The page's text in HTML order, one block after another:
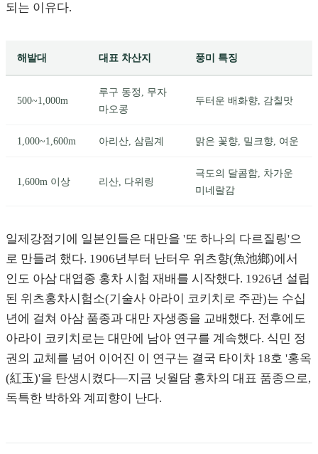
되는 이유다.
해발대 대표 차산지 풍미 특징
500~1,000m
루구 동정, 무자
마오콩
두터운 배화향, 감칠맛
1,000~1,600m 아리산, 삼림계 맑은 꽃향, 밀크향, 여운
1,600m 이상 리산, 다위링
극도의 달콤함, 차가운
미네랄감
일제강점기에 일본인들은 대만을 '또 하나의 다르질링'으
로 만들려 했다. 1906년부터 난터우 위츠향(魚池鄉)에서
인도 아삼 대엽종 홍차 시험 재배를 시작했다. 1926년 설립
된 위츠홍차시험소(기술사 아라이 코키치로 주관)는 수십
년에 걸쳐 아삼 품종과 대만 자생종을 교배했다. 전후에도
아라이 코키치로는 대만에 남아 연구를 계속했다. 식민 정
권의 교체를 넘어 이어진 이 연구는 결국 타이차 18호 '홍옥
(紅玉)'을 탄생시켰다—지금 닛월담 홍차의 대표 품종으로,
독특한 박하와 계피향이 난다.